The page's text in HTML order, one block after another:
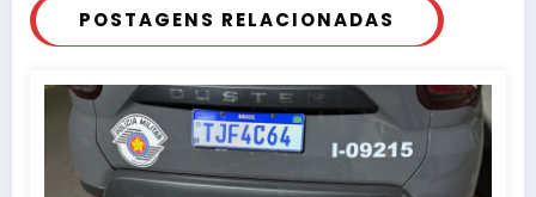
POSTAGENS RELACIONADAS